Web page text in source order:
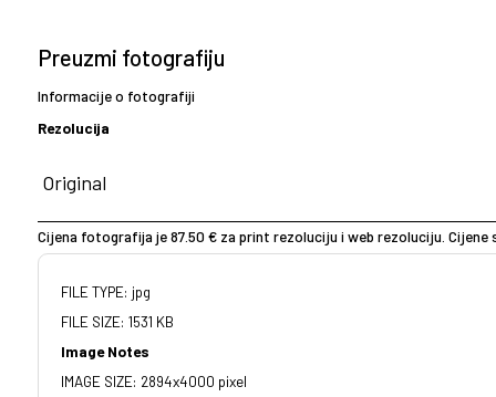
Preuzmi fotografiju
Informacije o fotografiji
Rezolucija
Cijena fotografija je 87.50 € za print rezoluciju i web rezoluciju. Cijene
FILE TYPE: jpg
FILE SIZE: 1531 KB
Image Notes
IMAGE SIZE: 2894x4000 pixel